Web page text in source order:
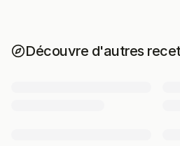
Découvre d'autres